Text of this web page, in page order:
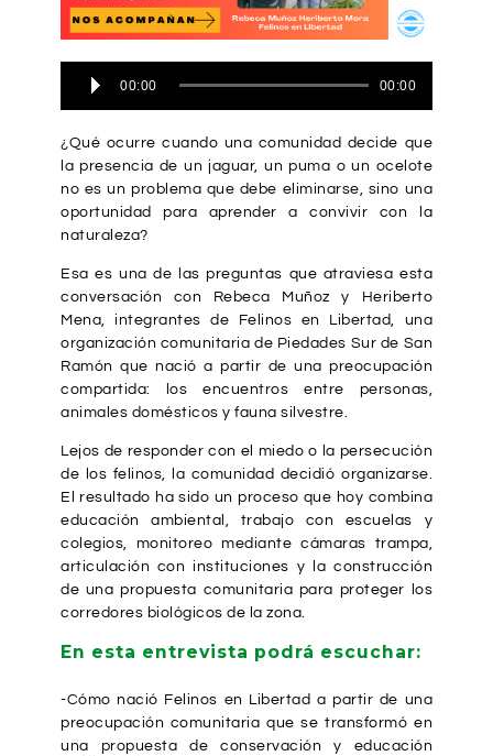
00:00 00:00
¿Qué ocurre cuando una comunidad decide que
la presencia de un jaguar, un puma o un ocelote
no es un problema que debe eliminarse, sino una
oportunidad para aprender a convivir con la
naturaleza?
Esa es una de las preguntas que atraviesa esta
conversación con Rebeca Muñoz y Heriberto
Mena, integrantes de Felinos en Libertad, una
organización comunitaria de Piedades Sur de San
Ramón que nació a partir de una preocupación
compartida: los encuentros entre personas,
animales domésticos y fauna silvestre.
Lejos de responder con el miedo o la persecución
de los felinos, la comunidad decidió organizarse.
El resultado ha sido un proceso que hoy combina
educación ambiental, trabajo con escuelas y
colegios, monitoreo mediante cámaras trampa,
articulación con instituciones y la construcción
de una propuesta comunitaria para proteger los
corredores biológicos de la zona.
En esta entrevista podrá escuchar:
-Cómo nació Felinos en Libertad a partir de una
preocupación comunitaria que se transformó en
una propuesta de conservación y educación